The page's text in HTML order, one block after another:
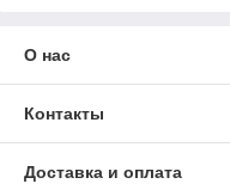
О нас
Контакты
Доставка и оплата